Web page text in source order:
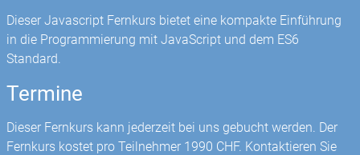
Dieser Javascript Fernkurs bietet eine kompakte Einführung
in die Programmierung mit JavaScript und dem ES6
Standard.
Termine
Dieser Fernkurs kann jederzeit bei uns gebucht werden. Der
Fernkurs kostet pro Teilnehmer 1990 CHF. Kontaktieren Sie